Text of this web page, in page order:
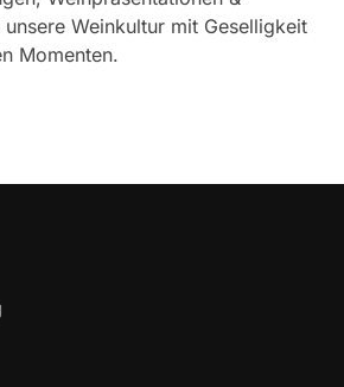
Weinkultur mit Geselligkeit
Momenten.